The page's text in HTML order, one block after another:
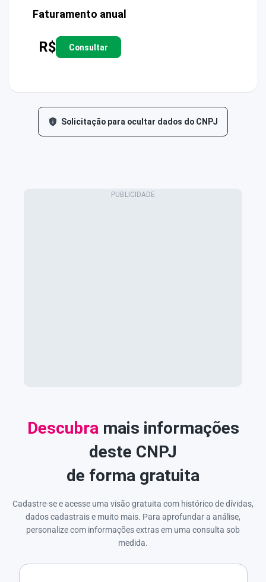
Faturamento anual
R$ Consultar
Solicitação para ocultar dados do CNPJ
Descubramais informações
deste CNPJ
de forma gratuita
Cadastre-se e acesse uma visão gratuita com histórico de dívidas,
dados cadastrais e muito mais. Para aprofundar a análise,
personalize com informações extras em uma consulta sob
medida.